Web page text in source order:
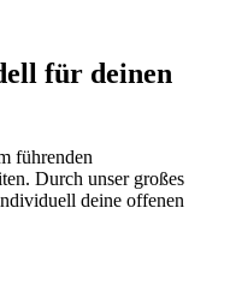
für deinen
führenden
Durch unser großes
deine offenen